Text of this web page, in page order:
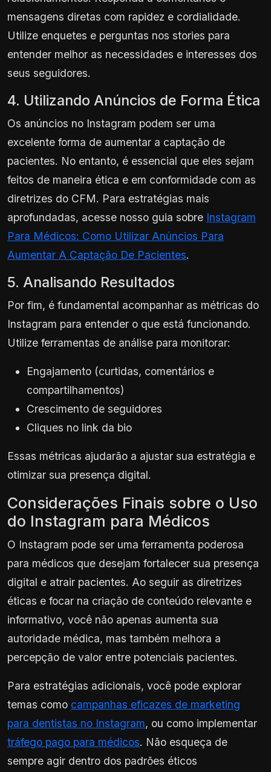
mensagens diretas com rapidez e cordialidade.
Utilize enquetes e perguntas nos stories para
entender melhor as necessidades e interesses dos
seus seguidores.
4. Utilizando Anúncios de Forma Ética
Os anúncios no Instagram podem ser uma
excelente forma de aumentar a captação de
pacientes. No entanto, é essencial que eles sejam
feitos de maneira ética e em conformidade com as
diretrizes do CFM. Para estratégias mais
aprofundadas, acesse nosso guia sobre Instagram
Para Médicos: Como Utilizar Anúncios Para
Aumentar A Captação De Pacientes.
5. Analisando Resultados
Por fim, é fundamental acompanhar as métricas do
Instagram para entender o que está funcionando.
Utilize ferramentas de análise para monitorar:
Engajamento (curtidas, comentários e
compartilhamentos)
Crescimento de seguidores
Cliques no link da bio
Essas métricas ajudarão a ajustar sua estratégia e
otimizar sua presença digital.
Considerações Finais sobre o Uso
do Instagram para Médicos
O Instagram pode ser uma ferramenta poderosa
para médicos que desejam fortalecer sua presença
digital e atrair pacientes. Ao seguir as diretrizes
éticas e focar na criação de conteúdo relevante e
informativo, você não apenas aumenta sua
autoridade médica, mas também melhora a
percepção de valor entre potenciais pacientes.
Para estratégias adicionais, você pode explorar
temas como campanhas eficazes de marketing
para dentistas no Instagram, ou como implementar
tráfego pago para médicos. Não esqueça de
sempre agir dentro dos padrões éticos